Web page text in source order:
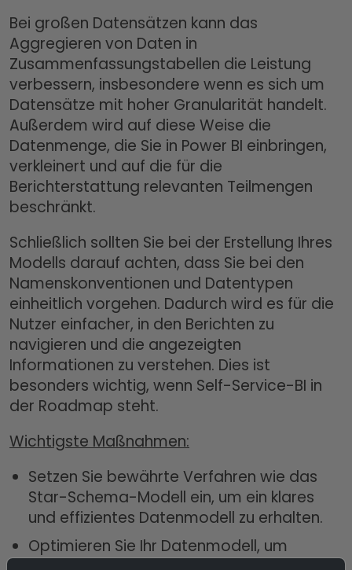
Bei großen Datensätzen kann das
Aggregieren von Daten in
Zusammenfassungstabellen die Leistung
verbessern, insbesondere wenn es sich um
Datensätze mit hoher Granularität handelt.
Außerdem wird auf diese Weise die
Datenmenge, die Sie in Power BI einbringen,
verkleinert und auf die für die
Berichterstattung relevanten Teilmengen
beschränkt.
Schließlich sollten Sie bei der Erstellung Ihres
Modells darauf achten, dass Sie bei den
Namenskonventionen und Datentypen
einheitlich vorgehen. Dadurch wird es für die
Nutzer einfacher, in den Berichten zu
navigieren und die angezeigten
Informationen zu verstehen. Dies ist
besonders wichtig, wenn Self-Service-BI in
der Roadmap steht.
Wichtigste Maßnahmen:
Setzen Sie bewährte Verfahren wie das
Star-Schema-Modell ein, um ein klares
und effizientes Datenmodell zu erhalten.
Optimieren Sie Ihr Datenmodell, um